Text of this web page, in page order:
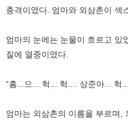
충격이였다. 엄마와 외삼촌이 섹
엄마의 눈에는 눈물이 흐르고 있
질에 열중이였다.
“흠...으... 헉... 헉.... 상준아... 헉
엄마는 외삼촌의 이름을 부르며,